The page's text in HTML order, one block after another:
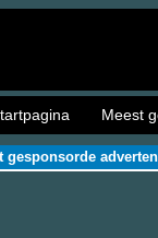
Meest
gesponsorde